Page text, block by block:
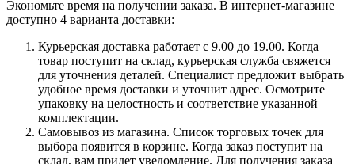
Экономьте время на получении заказа. В интернет-магазине
доступно 4 варианта доставки:
Курьерская доставка работает с 9.00 до 19.00. Когда
товар поступит на склад, курьерская служба свяжется
для уточнения деталей. Специалист предложит выбрать
удобное время доставки и уточнит адрес. Осмотрите
упаковку на целостность и соответствие указанной
комплектации.
Самовывоз из магазина. Список торговых точек для
выбора появится в корзине. Когда заказ поступит на
склад, вам придет уведомление. Для получения заказа